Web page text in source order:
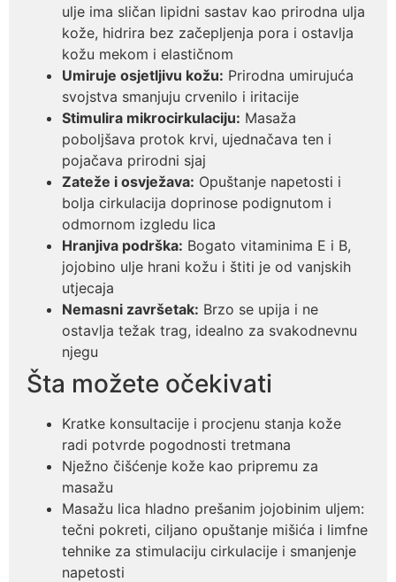
ulje ima sličan lipidni sastav kao prirodna ulja
kože, hidrira bez začepljenja pora i ostavlja
kožu mekom i elastičnom
Umiruje osjetljivu kožu: Prirodna umirujuća
svojstva smanjuju crvenilo i iritacije
Stimulira mikrocirkulaciju: Masaža
poboljšava protok krvi, ujednačava ten i
pojačava prirodni sjaj
Zateže i osvježava: Opuštanje napetosti i
bolja cirkulacija doprinose podignutom i
odmornom izgledu lica
Hranjiva podrška: Bogato vitaminima E i B,
jojobino ulje hrani kožu i štiti je od vanjskih
utjecaja
Nemasni završetak: Brzo se upija i ne
ostavlja težak trag, idealno za svakodnevnu
njegu
Šta možete očekivati
Kratke konsultacije i procjenu stanja kože
radi potvrde pogodnosti tretmana
Nježno čišćenje kože kao pripremu za
masažu
Masažu lica hladno prešanim jojobinim uljem:
tečni pokreti, ciljano opuštanje mišića i limfne
tehnike za stimulaciju cirkulacije i smanjenje
napetosti